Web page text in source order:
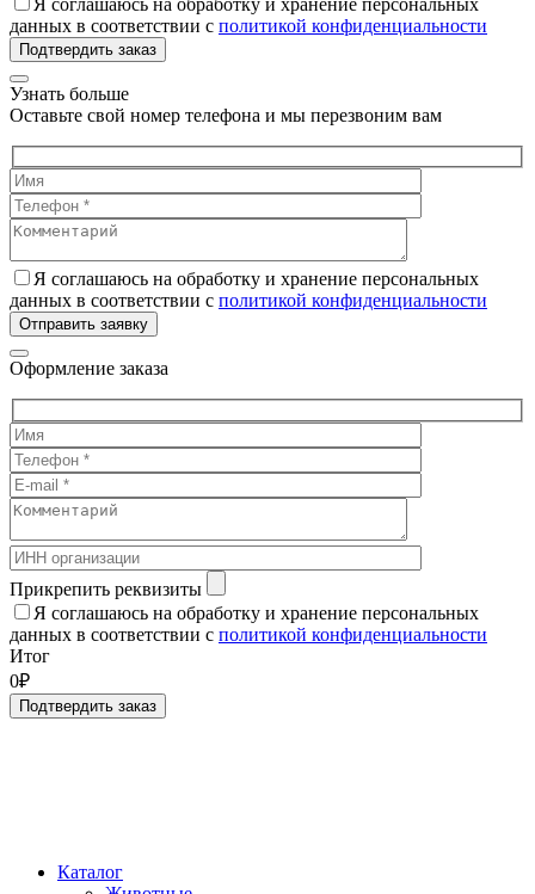
данных в соответствии с политикой конфиденциальности
Подтвердить заказ
Узнать больше
Оставьте свой номер телефона и мы перезвоним вам
Я соглашаюсь на обработку и хранение персональных
данных в соответствии с политикой конфиденциальности
Отправить заявку
Оформление заказа
Прикрепить реквизиты
Я соглашаюсь на обработку и хранение персональных
данных в соответствии с политикой конфиденциальности
Итог
0₽
Подтвердить заказ
Каталог